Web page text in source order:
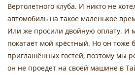
Вертолетного клуба. И никто не
автомобиль на такое маленькое
Или же просили двойную оплату. И
покатает мой крёстный. Но он тоже
приглашённых гостей, поэтому мы
он не проедет на своей машине в